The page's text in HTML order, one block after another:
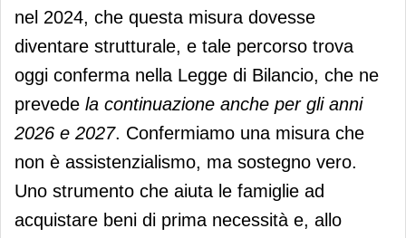
nel 2024, che questa misura dovesse
diventare strutturale, e tale percorso trova
oggi conferma nella Legge di Bilancio, che ne
prevede la continuazione anche per gli anni
2026 e 2027. Confermiamo una misura che
non è assistenzialismo, ma sostegno vero.
Uno strumento che aiuta le famiglie ad
acquistare beni di prima necessità e, allo